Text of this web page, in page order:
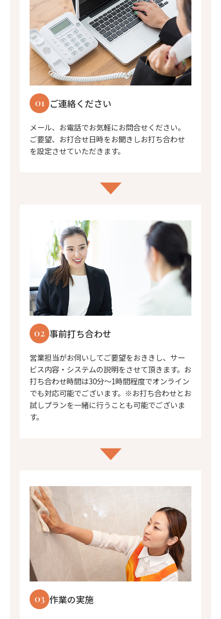
01 ご連絡ください
メール、お電話でお気軽にお問合せください。
ご要望、お打合せ日時をお聞きしお打ち合わせ
を設定させていただきます。
02 事前打ち合わせ
営業担当がお伺いしてご要望をおききし、サー
ビス内容・システムの説明をさせて頂きます。お
打ち合わせ時間は30分〜1時間程度でオンライン
でも対応可能でございます。※お打ち合わせとお
試しプランを一緒に行うことも可能でございま
す。
03 作業の実施